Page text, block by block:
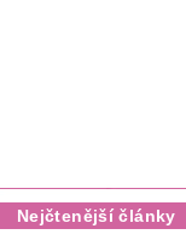
Nejčtenější články